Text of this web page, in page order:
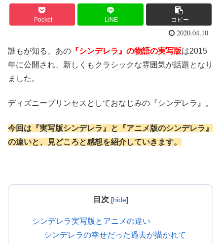
Pocket LINE コピー
2020.04.10
誰もが知る、あの 『シンデレラ』の物語の実写版は2015
年に公開され、新しくもクラシックな雰囲気が話題となり
ました。
ディズニープリンセスとしておなじみの『シンデレラ』。
今回は『実写版シンデレラ』と『アニメ版のシンデレラ』
の違いと、見どころと感想を紹介していきます。
目次 [hide]
シンデレラ実写版とアニメの違い
シンデレラの幸せだった過去が描かれて